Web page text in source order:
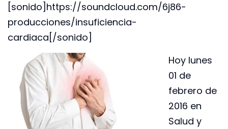
[sonido]https://soundcloud.com/6j86-
producciones/insuficiencia-
cardiaca[/sonido]
Hoy lunes
01 de
febrero de
2016 en
Salud y